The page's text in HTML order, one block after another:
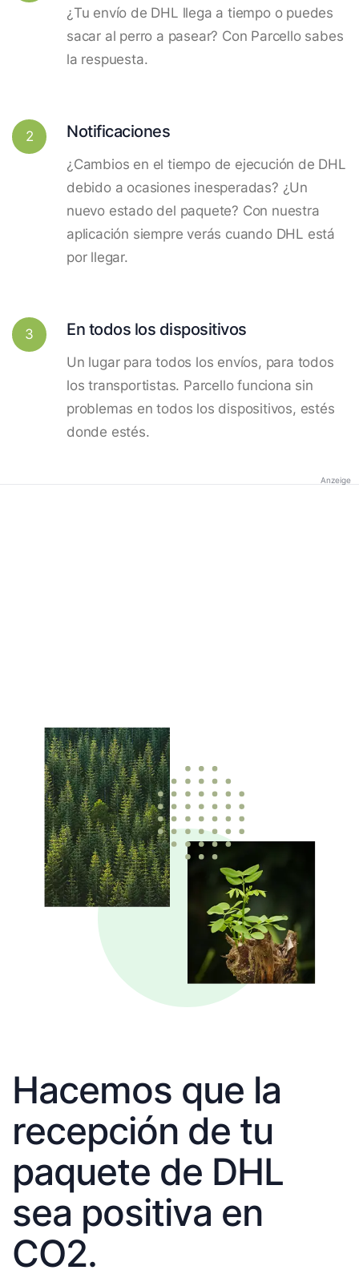
¿Tu envío de DHL llega a tiempo o puedes
sacar al perro a pasear? Con Parcello sabes
la respuesta.
2 Notificaciones
¿Cambios en el tiempo de ejecución de DHL
debido a ocasiones inesperadas? ¿Un
nuevo estado del paquete? Con nuestra
aplicación siempre verás cuando DHL está
por llegar.
3 En todos los dispositivos
Un lugar para todos los envíos, para todos
los transportistas. Parcello funciona sin
problemas en todos los dispositivos, estés
donde estés.
Anzeige
Hacemos que la
recepción de tu
paquete de DHL
sea positiva en
CO2.